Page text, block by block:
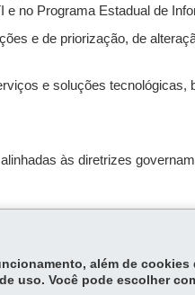
no Programa Estadual de
e de priorização, de
e soluções
às diretrizes
além de cookies
uso. Você pode escolher